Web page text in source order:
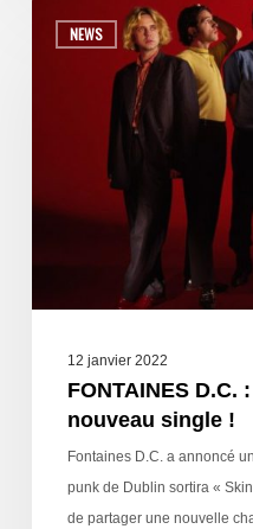
NEWS
12 janvier 2022
FONTAINES D.C.
nouveau single !
Fontaines D.C. a annoncé
punk de Dublin sortira «
de partager une nouvelle